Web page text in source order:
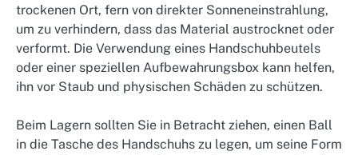
trockenen Ort, fern von direkter Sonneneinstrahlung,
um zu verhindern, dass das Material austrocknet oder
verformt. Die Verwendung eines Handschuhbeutels
oder einer speziellen Aufbewahrungsbox kann helfen,
ihn vor Staub und physischen Schäden zu schützen.
Beim Lagern sollten Sie in Betracht ziehen, einen Ball
in die Tasche des Handschuhs zu legen, um seine Form